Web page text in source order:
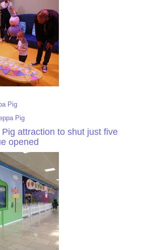
Pig
Pig
attraction to shut just five
opened